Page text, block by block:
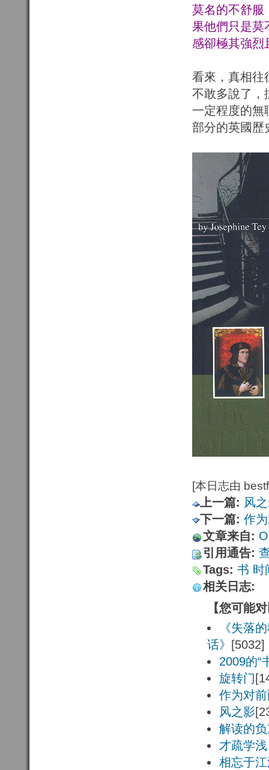
莫名的不舒服
果他們只是莫
感卻極其強烈
看來，真相往
不敢多說了，
一定程度的無
部分的英國歷
[本日志由
上一篇: 风
下一篇: 作
文章来自:
引用通告:
Tags: 书 时
相关日志:
【您可能
《失落
话》 [5032]
2009的“
旋转门
作为对
风之影
解读的
才疏学
相忘于